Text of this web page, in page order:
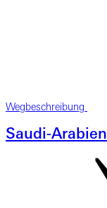
Wegbeschreibung
Saudi-Arabien